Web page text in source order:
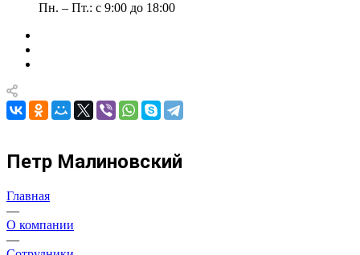
Пн. – Пт.: с 9:00 до 18:00
Петр Малиновский
Главная
—
О компании
—